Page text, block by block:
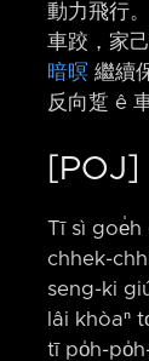
動力飛行。
車跤，家
暗暝 繼續
反向踅 ê
Tī sì goe̍h
chhek-
seng-ki
lâi khòaⁿ
tī po̍h-